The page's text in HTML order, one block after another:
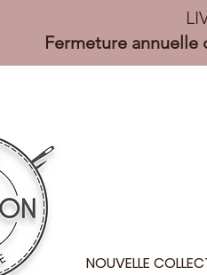
Fermeture annuelle
NOUVELLE